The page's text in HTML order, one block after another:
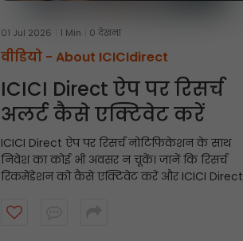
01 Jul 2026 1 Min 0 देखना
वीडियो - About ICICIdirect
ICICI Direct ऐप पर रिसर्च
अलर्ट कैसे एक्टिवेट करें
ICICI Direct ऐप पर रिसर्च नोटिफिकेशन के साथ
निवेश का कोई भी अवसर न चूकें। जानें कि रिसर्च
रिकमेंडेशन को कैसे एक्टिवेट करें और ICICI Direct
के लिए वीडियो देखें।